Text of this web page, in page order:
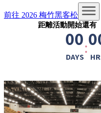
前往 2026 梅竹黑客松
距離活動開始還有
00
DAYS
: